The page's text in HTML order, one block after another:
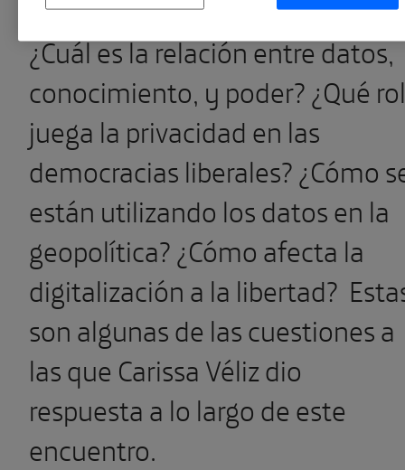
¿Cuál es la relación entre datos,
conocimiento, y poder? ¿Qué rol
juega la privacidad en las
democracias liberales? ¿Cómo
están utilizando los datos en la
geopolítica? ¿Cómo afecta la
digitalización a la libertad?
son algunas de las cuestiones a
las que Carissa Véliz dio
respuesta a lo largo de este
encuentro.